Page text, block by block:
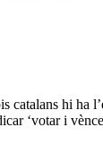
catalans hi ha
‘votar i